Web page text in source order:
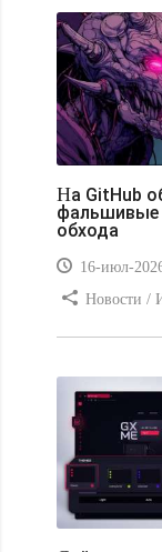
/ Текст / Цвет
На GitHub обнаружили
фальшивые
обхода
16-июл-
Новости /